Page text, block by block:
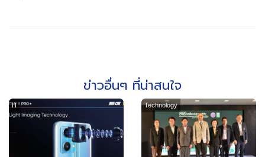
ข่าวอื่นๆ ที่น่าสนใจ
IT Technology